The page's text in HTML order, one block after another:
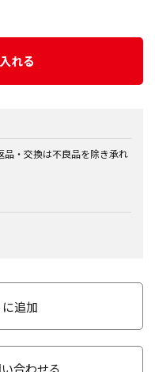
れる
・交換は不良品を除き承れ
追加
合わせる